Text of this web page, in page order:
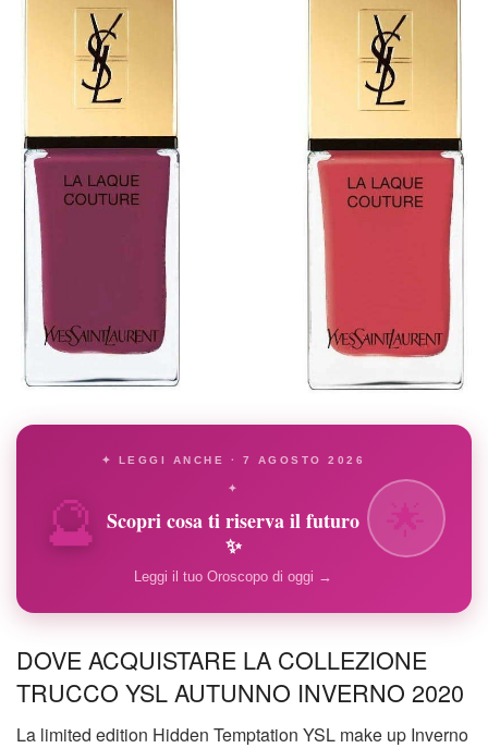
🔮
✦ LEGGI ANCHE · 7 AGOSTO 2026
✦
Scopri cosa ti riserva il futuro
✨
Leggi il tuo Oroscopo di oggi →
DOVE ACQUISTARE LA COLLEZIONE
TRUCCO YSL AUTUNNO INVERNO 2020
La limited edition Hidden Temptation YSL make up Inverno